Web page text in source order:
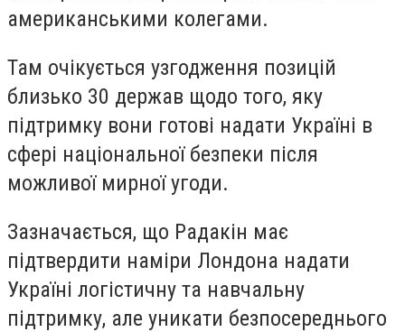
американськими колегами.
Там очікується узгодження позицій
близько 30 держав щодо того, яку
підтримку вони готові надати Україні в
сфері національної безпеки після
можливої мирної угоди.
Зазначається, що Радакін має
підтвердити наміри Лондона надати
Україні логістичну та навчальну
підтримку, але уникати безпосереднього